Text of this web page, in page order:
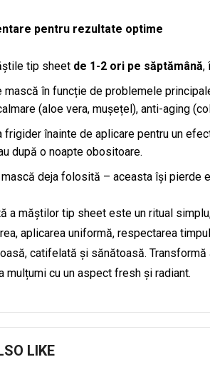
pentru rezultate optime
tip sheet de 1-2 ori pe săptămână,
mască în funcție de problemele
(aloe vera, mușețel), anti-aging
frigider înainte de aplicare pentru un
după o noapte obositoare.
deja folosită – aceasta își pierde
a măștilor tip sheet este un ritual
aplicarea uniformă, respectarea
catifelată și sănătoasă.
mulțumi cu un aspect fresh și radiant.
LIKE